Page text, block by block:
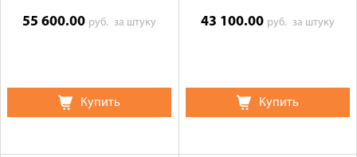
55 600.00 руб.за штуку
Купить
43 100.00 руб. за штуку
Купить